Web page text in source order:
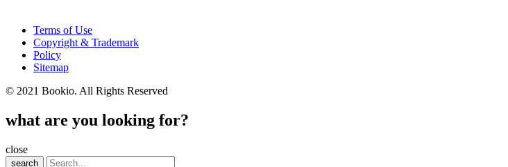
Terms of Use
Copyright & Trademark
Policy
Sitemap
© 2021 Bookio. All Rights Reserved
what are you looking for?
close
search